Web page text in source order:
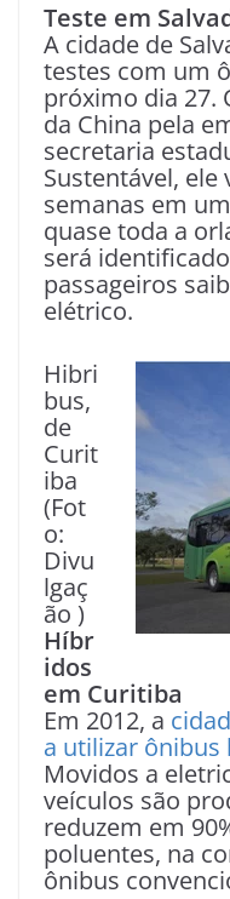
Teste em
A cidade de
testes com um
próximo dia 27.
da China pela
secretaria
Sustentável,
semanas em
quase toda a
será
passageiros
elétrico.
Hibri
bus,
de
Curit
iba
(Fot
o:
Divu
lgaç
ão )
Híbr
idos
em Curitiba
Em 2012, a
a utilizar
Movidos a
veículos são
reduzem em
poluentes, na
ônibus